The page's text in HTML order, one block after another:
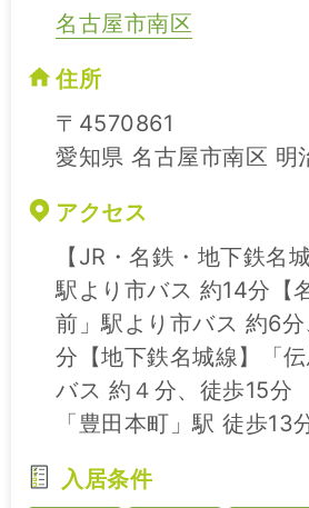
名古屋市南区
住所
〒4570861
愛知県 名古屋市南区 明
アクセス
【JR・名鉄・地下鉄名
駅より市バス 約14分【
前」駅より市バス 約6
分【地下鉄名城線】「
バス 約４分、徒歩15分
「豊田本町」駅 徒歩13
入居条件